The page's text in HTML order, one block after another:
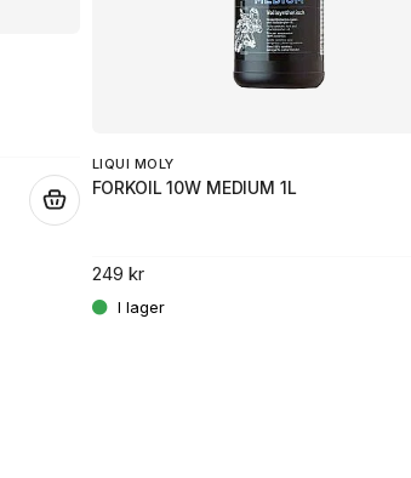
LIQUI MOLY
FORKOIL 10W MEDIUM 1L
249 kr